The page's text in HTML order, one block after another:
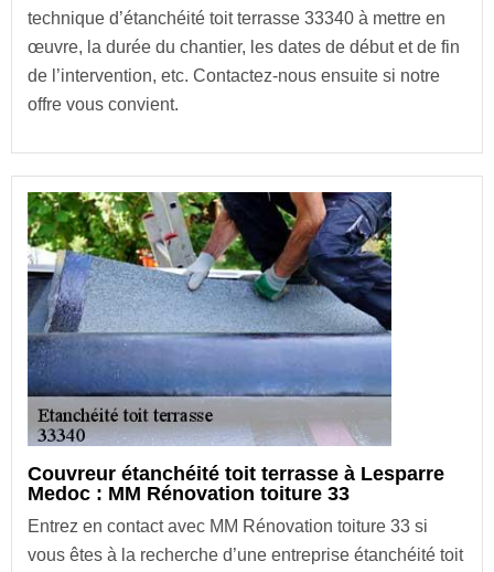
technique d’étanchéité toit terrasse 33340 à mettre en
œuvre, la durée du chantier, les dates de début et de fin
de l’intervention, etc. Contactez-nous ensuite si notre
offre vous convient.
Couvreur étanchéité toit terrasse à Lesparre
Medoc : MM Rénovation toiture 33
Entrez en contact avec MM Rénovation toiture 33 si
vous êtes à la recherche d’une entreprise étanchéité toit